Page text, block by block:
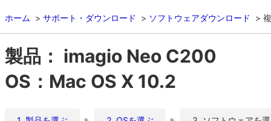
ホーム サポート・ダウンロード ソフトウェアダウンロード
製品： imagio Neo C200
OS：Mac OS X 10.2